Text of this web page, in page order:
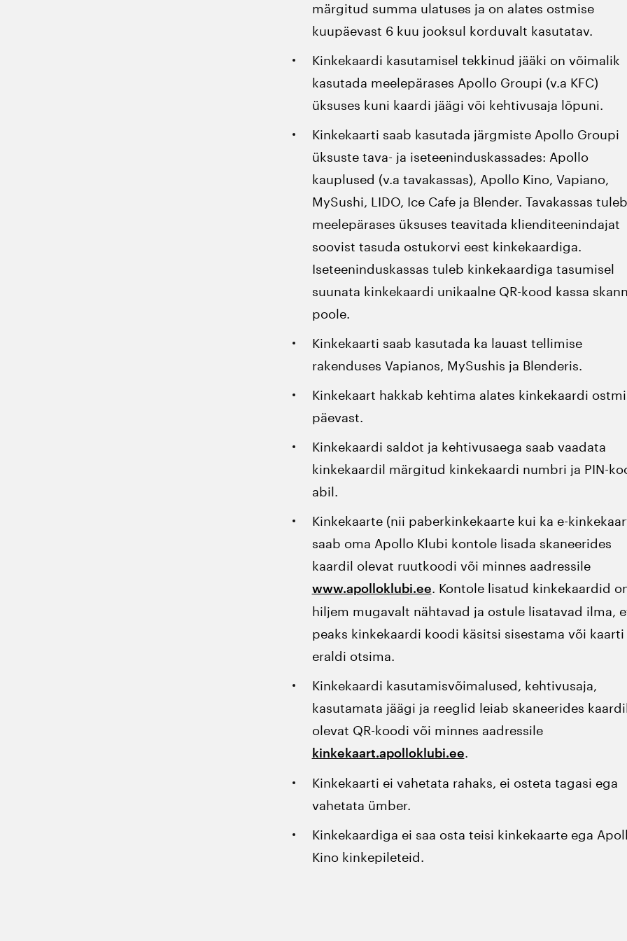
märgitud summa ulatuses ja on alates ostmise
kuupäevast 6 kuu jooksul korduvalt kasutatav.
Kinkekaardi kasutamisel tekkinud jääki on võimalik
kasutada meelepärases Apollo Groupi (v.a KFC)
üksuses kuni kaardi jäägi või kehtivusaja lõpuni.
Kinkekaarti saab kasutada järgmiste Apollo Groupi
üksuste tava- ja iseteeninduskassades: Apollo
kauplused (v.a tavakassas), Apollo Kino, Vapiano,
MySushi, LIDO, Ice Cafe ja Blender. Tavakassas tuleb
meelepärases üksuses teavitada klienditeenindajat
soovist tasuda ostukorvi eest kinkekaardiga.
Iseteeninduskassas tuleb kinkekaardiga tasumisel
suunata kinkekaardi unikaalne QR-kood kassa
poole.
Kinkekaarti saab kasutada ka lauast tellimise
rakenduses Vapianos, MySushis ja Blenderis.
Kinkekaart hakkab kehtima alates kinkekaardi
päevast.
Kinkekaardi saldot ja kehtivusaega saab vaadata
kinkekaardil märgitud kinkekaardi numbri ja PIN-
abil.
Kinkekaarte (nii paberkinkekaarte kui ka e-
saab oma Apollo Klubi kontole lisada skaneerides
kaardil olevat ruutkoodi või minnes aadressile
www.apolloklubi.ee. Kontole lisatud kinkekaardid
hiljem mugavalt nähtavad ja ostule lisatavad ilma,
peaks kinkekaardi koodi käsitsi sisestama või kaarti
eraldi otsima.
Kinkekaardi kasutamisvõimalused, kehtivusaja,
kasutamata jäägi ja reeglid leiab skaneerides
olevat QR-koodi või minnes aadressile
kinkekaart.apolloklubi.ee.
Kinkekaarti ei vahetata rahaks, ei osteta tagasi ega
vahetata ümber.
Kinkekaardiga ei saa osta teisi kinkekaarte ega
Kino kinkepileteid.